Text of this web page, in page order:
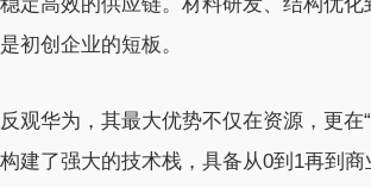
是初创企业的短板。
反观华为，其最大优势不仅在资源，更
构建了强大的技术栈，具备从0到1再到